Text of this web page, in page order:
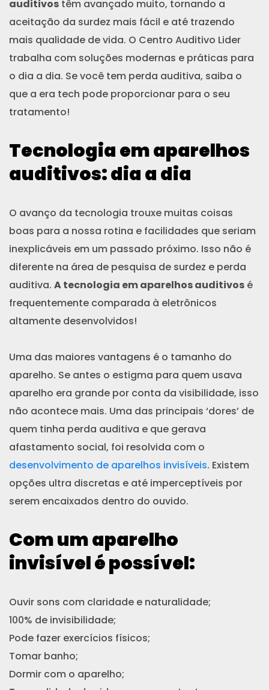
auditivos têm avançado muito, tornando a
aceitação da surdez mais fácil e até trazendo
mais qualidade de vida. O Centro Auditivo Lider
trabalha com soluções modernas e práticas para
o dia a dia. Se você tem perda auditiva, saiba o
que a era tech pode proporcionar para o seu
tratamento!
Tecnologia em aparelhos
auditivos: dia a dia
O avanço da tecnologia trouxe muitas coisas
boas para a nossa rotina e facilidades que seriam
inexplicáveis em um passado próximo. Isso não é
diferente na área de pesquisa de surdez e perda
auditiva. A tecnologia em aparelhos auditivos é
frequentemente comparada à eletrônicos
altamente desenvolvidos!
Uma das maiores vantagens é o tamanho do
aparelho. Se antes o estigma para quem usava
aparelho era grande por conta da visibilidade, isso
não acontece mais. Uma das principais ‘dores’ de
quem tinha perda auditiva e que gerava
afastamento social, foi resolvida com o
desenvolvimento de aparelhos invisíveis. Existem
opções ultra discretas e até imperceptíveis por
serem encaixados dentro do ouvido.
Com um aparelho
invisível é possível:
Ouvir sons com claridade e naturalidade;
100% de invisibilidade;
Pode fazer exercícios físicos;
Tomar banho;
Dormir com o aparelho;